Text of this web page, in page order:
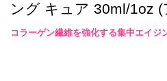
ング キュア 30ml/1oz
コラーゲン繊維を強化する集中エイジ